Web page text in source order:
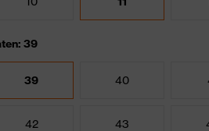
39
39 40
42 43